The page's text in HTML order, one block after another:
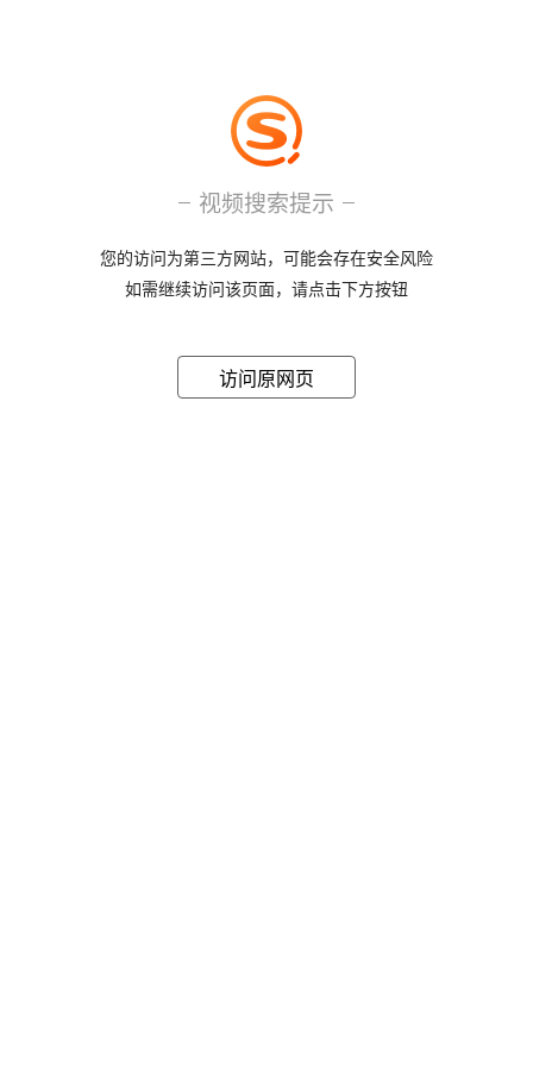
视频搜索提示
您的访问为第三方网站，可能会存在安全风险
如需继续访问该页面，请点击下方按钮
访问原网页